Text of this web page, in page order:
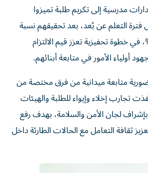
مدرسية إلى تكريم طلبة تميزوا
فترة التعلم عن بُعد، بعد تحقيقهم نسبة
بلغت 100%، في خطوة تحفيزية تعزز قيم الالتزام
أولياء الأمور في متابعة أبنائهم.
متابعة ميدانية من فرق مختصة من
تجارب إخلاء وإيواء للطلبة والهيئات
بإشراف لجان الأمن والسلامة، بهدف رفع
ثقافة التعامل مع الحالات الطارئة داخل